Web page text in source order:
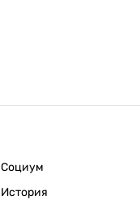
Социум
История